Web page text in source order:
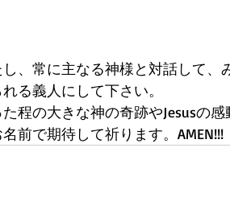
、常に主なる神様と対話して、
る義人にして下さい。
程の大きな神の奇跡やJesusの
前で期待して祈ります。AMEN!!!